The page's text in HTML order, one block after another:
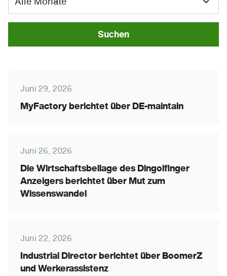
Suchen
Juni 29, 2026
MyFactory berichtet über DE-maintain
Juni 26, 2026
Die Wirtschaftsbeilage des Dingolfinger
Anzeigers berichtet über Mut zum
Wissenswandel
Juni 22, 2026
Industrial Director berichtet über BoomerZ
und Werkerassistenz